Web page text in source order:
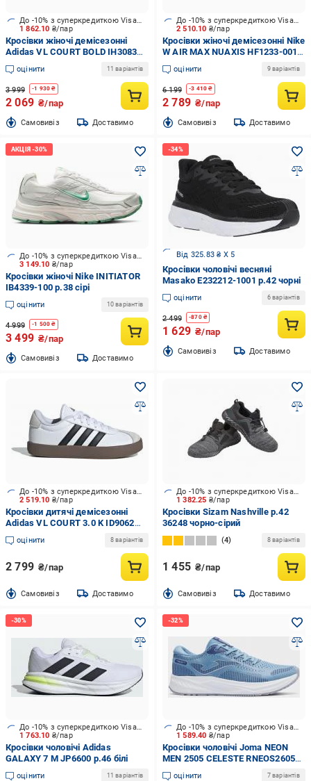
1 862.10 ₴/пар
До -10% з суперкредиткою Visa Вигода
Кросівки жіночі демісезонні
Adidas VL COURT BOLD IH3083
р.39 1/3 білі
оцінити 11 варіантів
3 999 -1 930 ₴
2 069 ₴/пар
Cамовивіз Доставимо
2 510.10 ₴/пар
До -10% з суперкредиткою Visa Вигода
Кросівки жіночі демісезонні Nike
W AIR MAX NUAXIS HF1233-001
р.39 чорні
оцінити 9 варіантів
6 199 -3 410 ₴
2 789 ₴/пар
Cамовивіз Доставимо
3 149.10 ₴/пар
До -10% з суперкредиткою Visa Вигода
Кросівки жіночі Nike INITIATOR
IB4339-100 р.38 сірі
оцінити 10 варіантів
4 999 -1 500 ₴
3 499 ₴/пар
Cамовивіз Доставимо
Від 325.83 ₴ X 5
Кросівки чоловічі весняні
Masako E232212-1001 р.42 чорні
оцінити 6 варіантів
2 499 -870₴
1 629 ₴/пар
Cамовивіз Доставимо
2 519.10 ₴/пар
До -10% з суперкредиткою Visa Вигода
Кросівки дитячі демісезонні
Adidas VL COURT 3.0 K ID9062
р.36 2/3 білі
оцінити 8 варіантів
2 799 ₴/пар
Cамовивіз Доставимо
1 382.25 ₴/пар
До -10% з суперкредиткою Visa Вигода
Кросівки Sizam Nashville р.42
36248 чорно-сірий
4 8 варіантів
1 455 ₴/пар
Cамовивіз Доставимо
1 763.10 ₴/пар
До -10% з суперкредиткою Visa Вигода
Кросівки чоловічі Adidas
GALAXY 7 M JP6600 р.46 білі
оцінити 11 варіантів
1 589.40 ₴/пар
До -10% з суперкредиткою Visa Вигода
Кросівки чоловічі Joma NEON
MEN 2505 CELESTE RNEOS2605
р.44 блакитні
оцінити 7 варіантів